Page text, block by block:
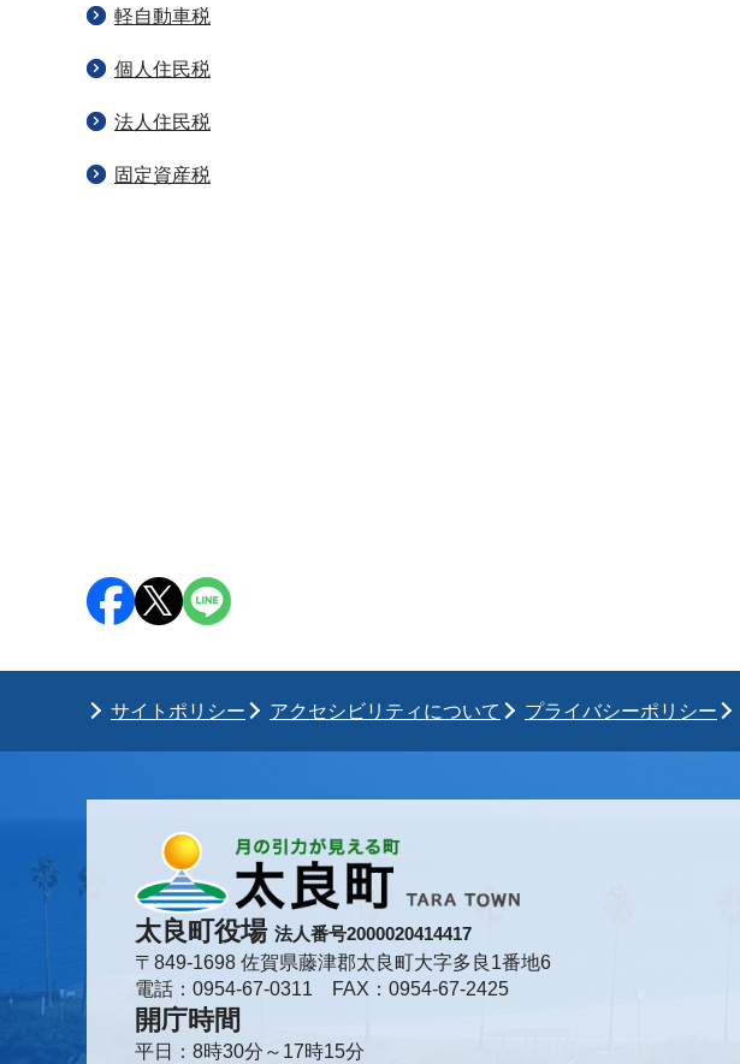
軽自動車税
個人住民税
法人住民税
固定資産税
サイトポリシー アクセシビリティについて プライバシーポリシー
太良町役場 法人番号2000020414417
〒849-1698 佐賀県藤津郡太良町大字多良1番地6
電話：0954-67-0311 FAX：0954-67-2425
開庁時間
平日：8時30分～17時15分